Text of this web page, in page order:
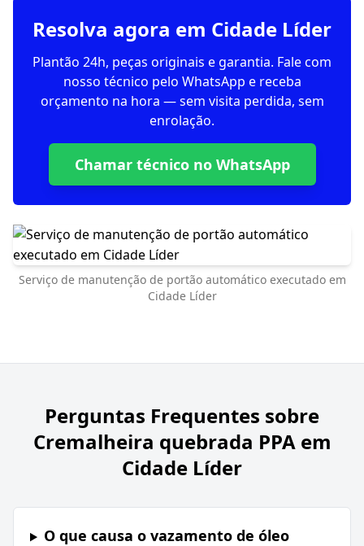
Resolva agora em Cidade Líder
Plantão 24h, peças originais e garantia. Fale com
nosso técnico pelo WhatsApp e receba
orçamento na hora — sem visita perdida, sem
enrolação.
Chamar técnico no WhatsApp
Serviço de manutenção de portão automático executado em
Cidade Líder
Perguntas Frequentes sobre
Cremalheira quebrada PPA em
Cidade Líder
O que causa o vazamento de óleo